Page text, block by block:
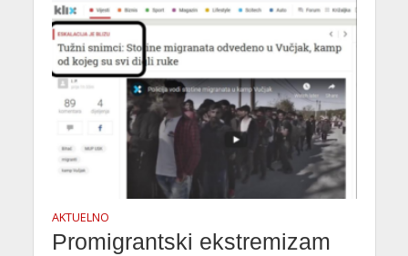
AKTUELNO
Promigrantski ekstremizam